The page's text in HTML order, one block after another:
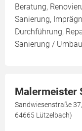
Beratung,
Sanierung,
Durchführung,
Sanierung /
Malermeister
Sandwiesenstraße
64665 Lützelbach)